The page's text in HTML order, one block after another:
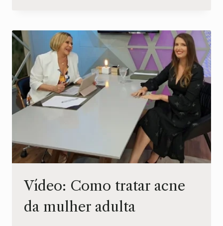
HIDRATADA?
Vídeo: Como tratar acne
da mulher adulta